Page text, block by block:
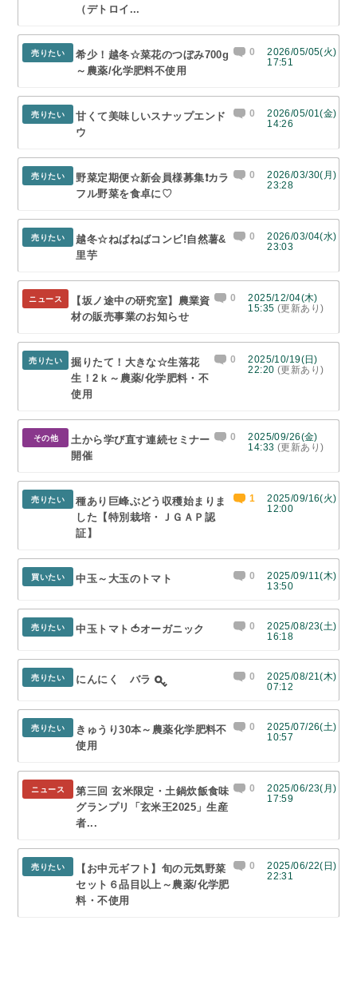
（デトロイ...
売りたい
希少！越冬☆菜花のつぼみ700g
～農薬/化学肥料不使用
0
2026/05/05(火)
17:51
売りたい
甘くて美味しいスナップエンド
ウ
0
2026/05/01(金)
14:26
売りたい
野菜定期便☆新会員様募集❗カラ
フル野菜を食卓に♡
0
2026/03/30(月)
23:28
売りたい
越冬☆ねばねばコンビ!自然薯&
里芋
0
2026/03/04(水)
23:03
ニュース
【坂ノ途中の研究室】農業資
材の販売事業のお知らせ
0
2025/12/04(木)
15:35 (更新あり)
売りたい
掘りたて！大きな☆生落花
生！2ｋ～農薬/化学肥料・不
使用
0
2025/10/19(日)
22:20 (更新あり)
その他
土から学び直す連続セミナー
開催
0
2025/09/26(金)
14:33 (更新あり)
売りたい
種あり巨峰ぶどう収穫始まりま
した【特別栽培・ＪＧＡＰ認
証】
1
2025/09/16(火)
12:00
買いたい 中玉～大玉のトマト 0
2025/09/11(木)
13:50
売りたい 中玉トマト🍅オーガニック 0
2025/08/23(土)
16:18
売りたい にんにく バラ 0
2025/08/21(木)
07:12
売りたい
きゅうり30本～農薬化学肥料不
使用
0
2025/07/26(土)
10:57
ニュース
第三回 玄米限定・土鍋炊飯食味
グランプリ「玄米王2025」生産
者...
0
2025/06/23(月)
17:59
売りたい
【お中元ギフト】旬の元気野菜
セット６品目以上～農薬/化学肥
料・不使用
0
2025/06/22(日)
22:31